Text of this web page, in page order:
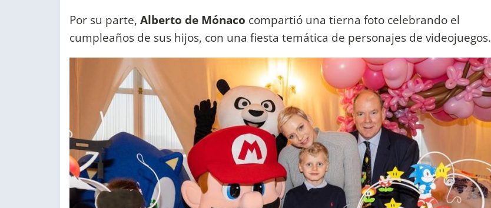
Por su parte, Alberto de Mónaco compartió una tierna foto celebrando el
cumpleaños de sus hijos, con una fiesta temática de personajes de videojuegos.